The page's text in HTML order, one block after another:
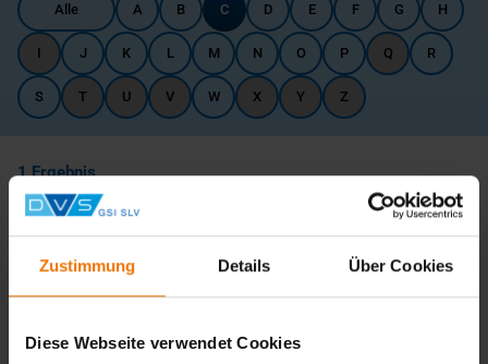
Zustimmung Details Über Cookies
Diese Webseite verwendet Cookies
Alle A B C D E F G H
I J K L M N O P Q R
S T U V W X Y Z
1 Ergebnis
Ergebnisse pro Seite
Name
Cramer, Ronald
Funktion